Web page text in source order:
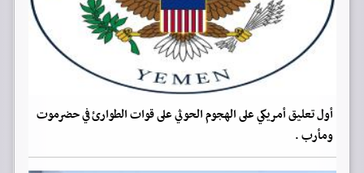
أول تعليق أمريكي على الهجوم الحوثي على قوات الطوارئ في حضرموت
ومأرب .